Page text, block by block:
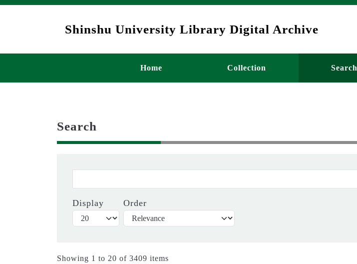
Skip to main content
Shinshu University Library Digital Archive
メインナビゲーション
Home Collection Search
Search
Display Order
Showing 1 to 20 of 3409 items